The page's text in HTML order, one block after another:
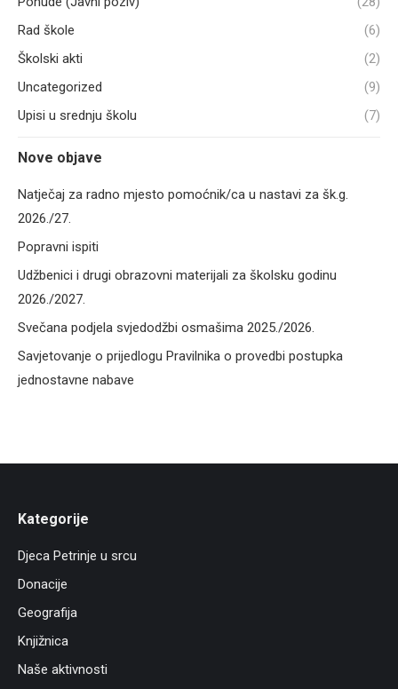
Rad škole
(6)
Školski akti
(2)
Uncategorized
(9)
Upisi u srednju školu
(7)
Nove objave
Natječaj za radno mjesto pomoćnik/ca u nastavi za šk.g.
2026./27.
Popravni ispiti
Udžbenici i drugi obrazovni materijali za školsku godinu
2026./2027.
Svečana podjela svjedodžbi osmašima 2025./2026.
Savjetovanje o prijedlogu Pravilnika o provedbi postupka
jednostavne nabave
Kategorije
Djeca Petrinje u srcu
Donacije
Geografija
Knjižnica
Naše aktivnosti